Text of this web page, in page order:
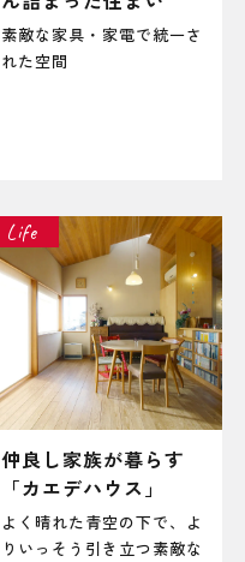
素敵な家具・家電で統一さ
れた空間
Life
仲良し家族が暮らす
「カエデハウス」
よく晴れた青空の下で、よ
りいっそう引き立つ素敵な